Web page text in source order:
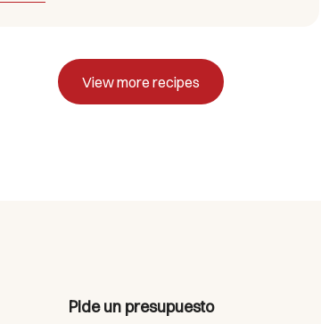
View more recipes
Pide un presupuesto